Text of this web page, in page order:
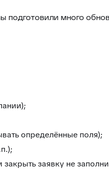
много
определённые поля);
заявку не